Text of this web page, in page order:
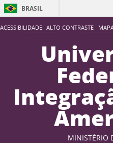
ACESSIBILIDADE ALTO CONTRASTE
BRASIL
MINISTÉRIO